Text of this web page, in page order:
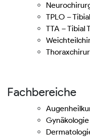
TPLO –
TTA – Tibial
Fachbereiche